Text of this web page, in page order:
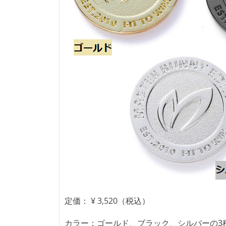
定価： ¥ 3,520（税込）
カラー：ゴールド、ブラック、シルバーの3